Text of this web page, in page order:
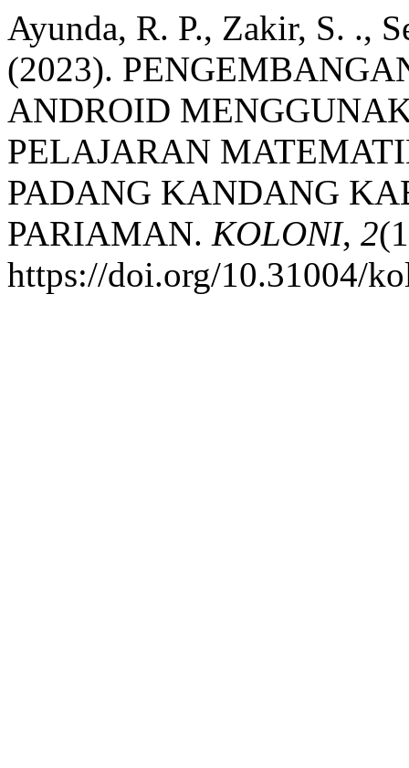
Ayunda, R. P., Zakir, S. .,
(2023).
ANDROID
PELAJARAN
PADANG KANDANG
PARIAMAN. KOLONI, 2
https://doi.org/10.31004/